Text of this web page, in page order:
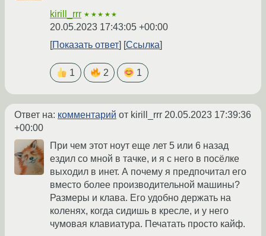
kirill_rrr ★★★★★
20.05.2023 17:43:05 +00:00
Показать ответ
Ссылка
1 2 1
Ответ на: комментарий от kirill_rrr 20.05.2023 17:39:36
+00:00
При чем этот ноут еще лет 5 или 6 назад
ездил со мной в тачке, и я с него в посёлке
выходил в инет. А почему я предпочитал его
вместо более производительной машины?
Размеры и клава. Его удобно держать на
коленях, когда сидишь в кресле, и у него
чумовая клавиатура. Печатать просто кайф.